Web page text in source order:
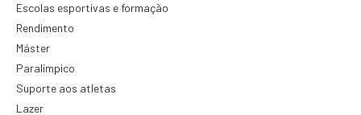
Escolas esportivas e formação
Rendimento
Máster
Paralímpico
Suporte aos atletas
Lazer